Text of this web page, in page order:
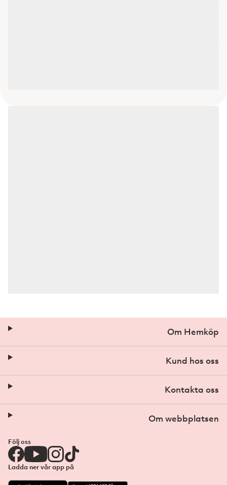
Om Hemköp
Kund hos oss
Kontakta oss
Om webbplatsen
Följ oss
Ladda ner vår app på